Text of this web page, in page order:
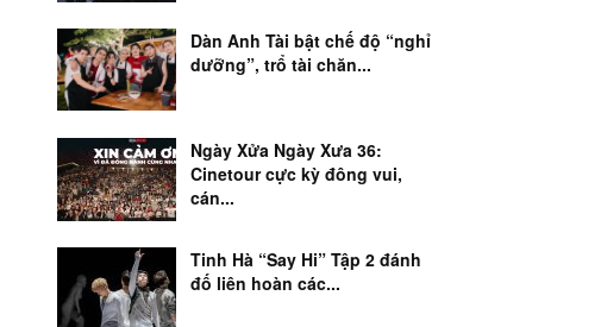
Dàn Anh Tài bật chế độ “nghỉ
dưỡng”, trổ tài chăn...
Ngày Xửa Ngày Xưa 36:
Cinetour cực kỳ đông vui,
cán...
Tinh Hà “Say Hi” Tập 2 đánh
đố liên hoàn các...